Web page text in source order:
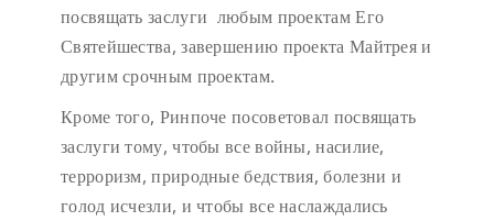
посвящать заслуги любым проектам Его
Святейшества, завершению проекта Майтрея и
другим срочным проектам.
Кроме того, Ринпоче посоветовал посвящать
заслуги тому, чтобы все войны, насилие,
терроризм, природные бедствия, болезни и
голод исчезли, и чтобы все наслаждались